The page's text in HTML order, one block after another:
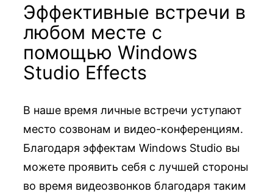
Эффективные встречи в
любом месте с
помощью Windows
Studio Effects
В наше время личные встречи уступают
место созвонам и видео-конференциям.
Благодаря эффектам Windows Studio вы
можете проявить себя с лучшей стороны
во время видеозвонков благодаря таким